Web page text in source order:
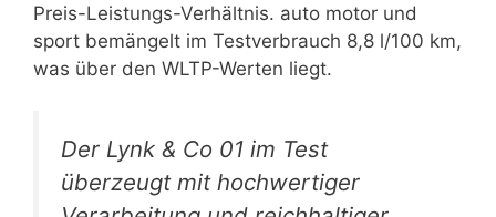
Preis-Leistungs-Verhältnis. auto motor und
sport bemängelt im Testverbrauch 8,8 l/100 km,
was über den WLTP-Werten liegt.
Der Lynk & Co 01 im Test
überzeugt mit hochwertiger